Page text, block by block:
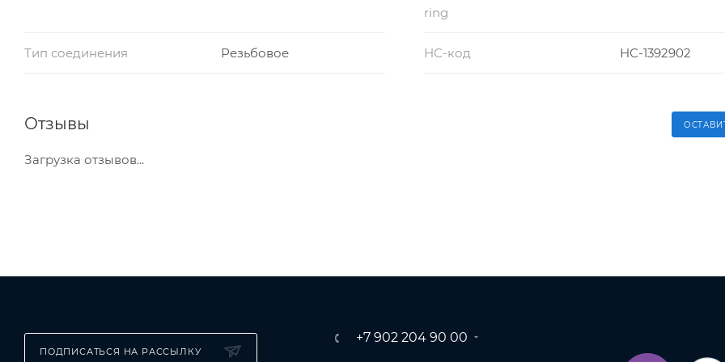
ring
Тип соединения Резьбовое НС-код НС-1392902
Отзывы
Загрузка отзывов...
ПОДПИСАТЬСЯ НА РАССЫЛКУ
+7 902 204 90 00